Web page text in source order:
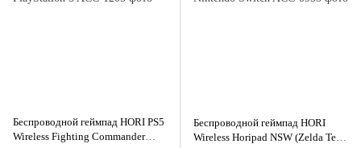
Беспроводной геймпад HORI PS5
Wireless Fighting Commander
Беспроводной геймпад HORI
Wireless Horipad NSW (Zelda Tears